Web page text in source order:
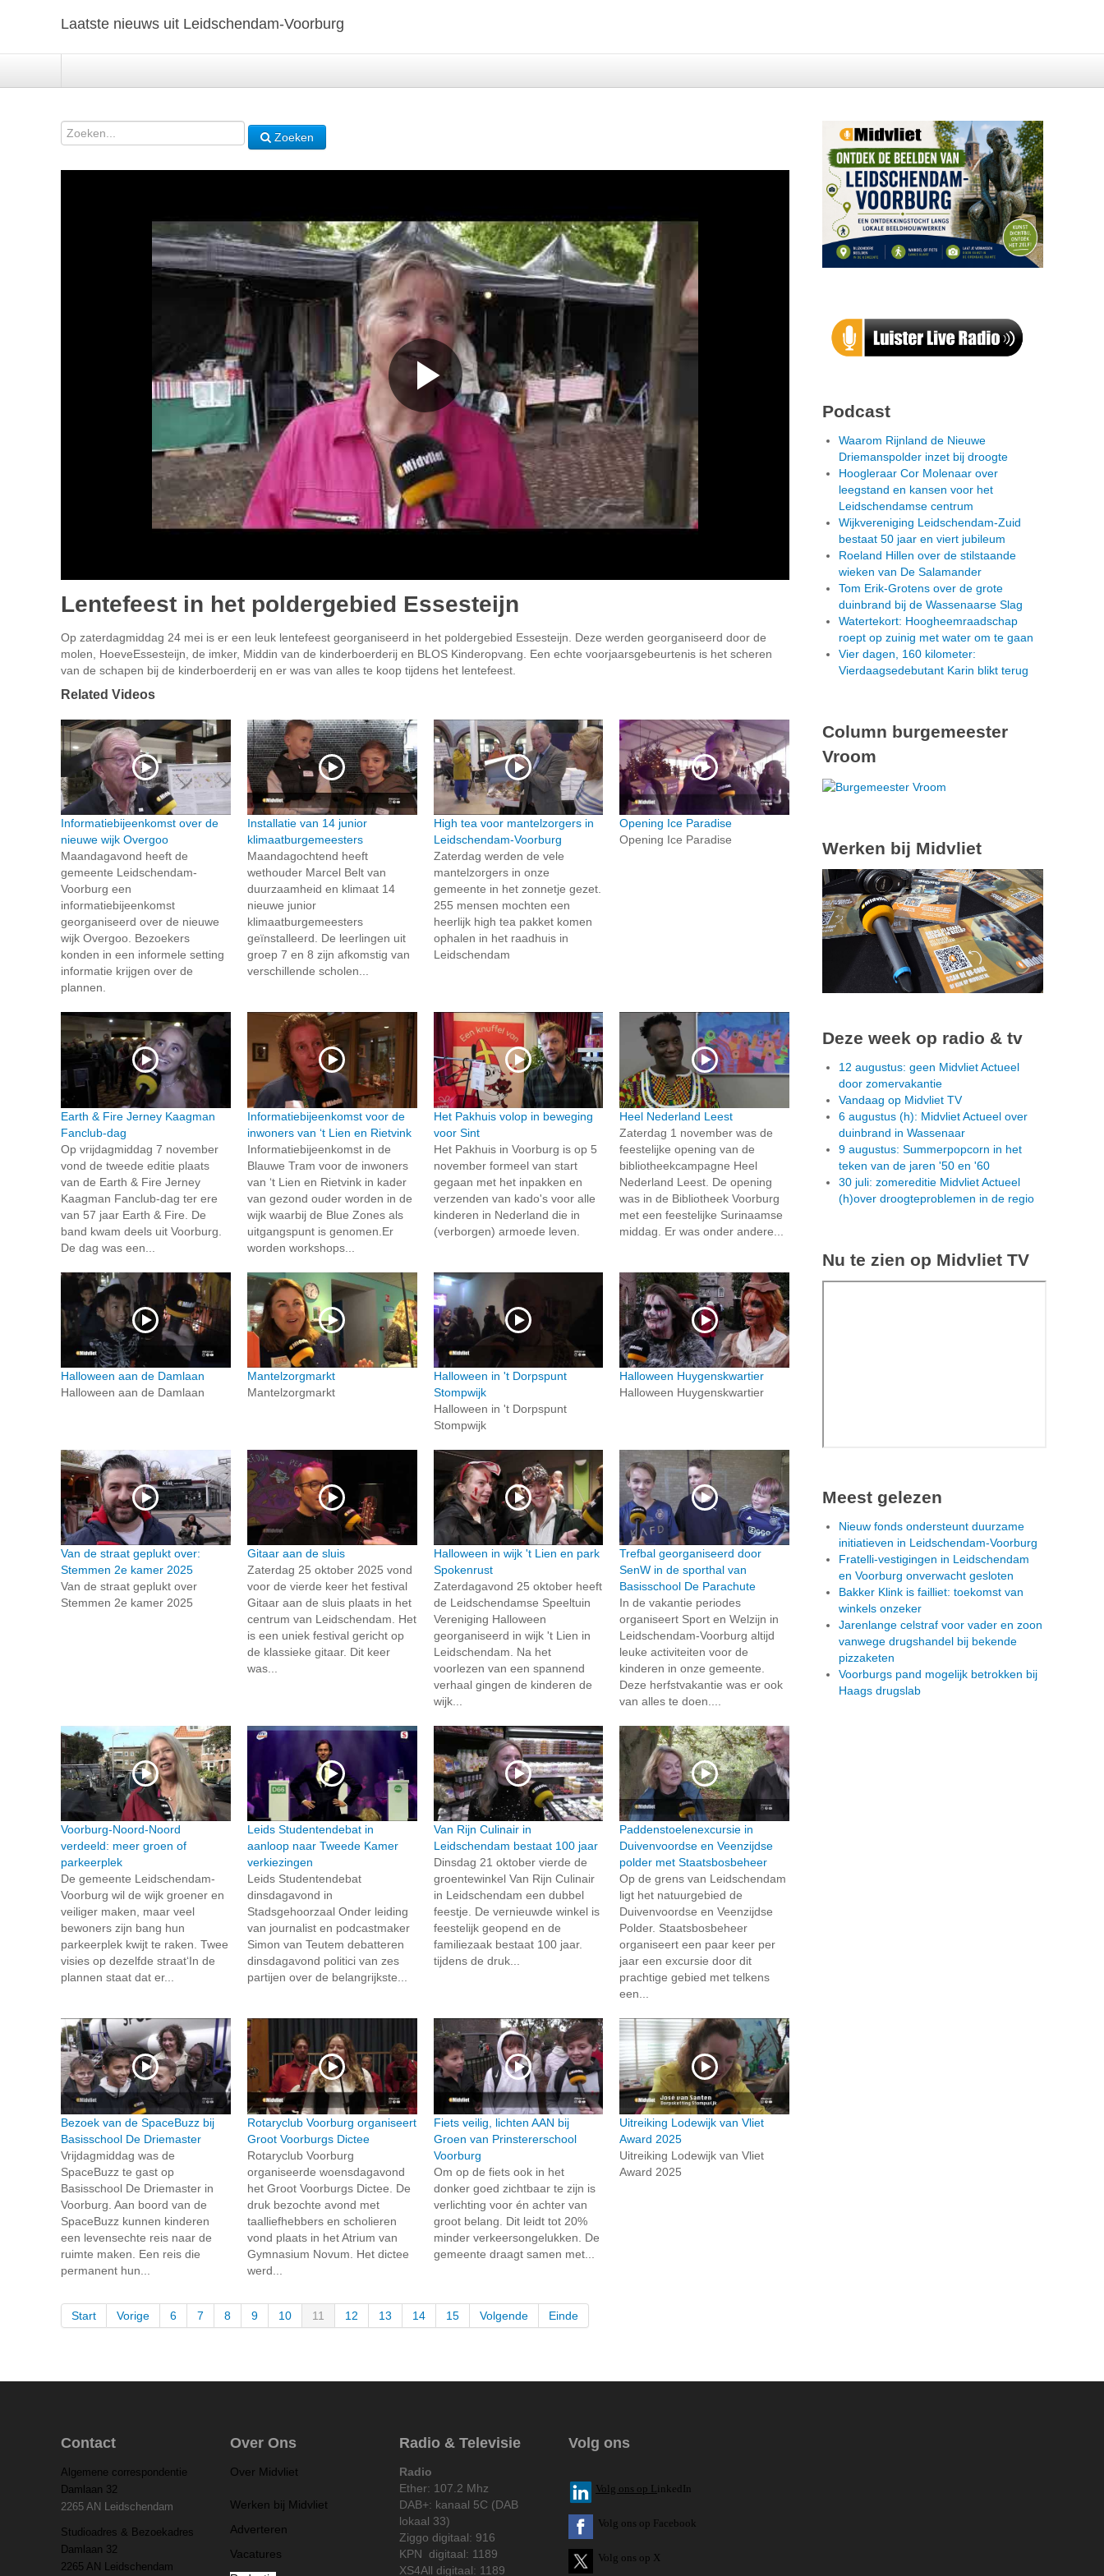
Laatste nieuws uit Leidschendam-Voorburg
Zoeken
Lentefeest in het poldergebied Essesteijn
Op zaterdagmiddag 24 mei is er een leuk lentefeest georganiseerd in het poldergebied Essesteijn. Deze werden georganiseerd door de
molen, HoeveEssesteijn, de imker, Middin van de kinderboerderij en BLOS Kinderopvang. Een echte voorjaarsgebeurtenis is het scheren
van de schapen bij de kinderboerderij en er was van alles te koop tijdens het lentefeest.
Related Videos
Informatiebijeenkomst over de
nieuwe wijk Overgoo
Maandagavond heeft de
gemeente Leidschendam-
Voorburg een
informatiebijeenkomst
georganiseerd over de nieuwe
wijk Overgoo. Bezoekers
konden in een informele setting
informatie krijgen over de
plannen.
Installatie van 14 junior
klimaatburgemeesters
Maandagochtend heeft
wethouder Marcel Belt van
duurzaamheid en klimaat 14
nieuwe junior
klimaatburgemeesters
geïnstalleerd. De leerlingen uit
groep 7 en 8 zijn afkomstig van
verschillende scholen...
High tea voor mantelzorgers in
Leidschendam-Voorburg
Zaterdag werden de vele
mantelzorgers in onze
gemeente in het zonnetje gezet.
255 mensen mochten een
heerlijk high tea pakket komen
ophalen in het raadhuis in
Leidschendam
Opening Ice Paradise
Opening Ice Paradise
Earth & Fire Jerney Kaagman
Fanclub-dag
Op vrijdagmiddag 7 november
vond de tweede editie plaats
van de Earth & Fire Jerney
Kaagman Fanclub-dag ter ere
van 57 jaar Earth & Fire. De
band kwam deels uit Voorburg.
De dag was een...
Informatiebijeenkomst voor de
inwoners van ‘t Lien en Rietvink
Informatiebijeenkomst in de
Blauwe Tram voor de inwoners
van ‘t Lien en Rietvink in kader
van gezond ouder worden in de
wijk waarbij de Blue Zones als
uitgangspunt is genomen.Er
worden workshops...
Het Pakhuis volop in beweging
voor Sint
Het Pakhuis in Voorburg is op 5
november formeel van start
gegaan met het inpakken en
verzenden van kado's voor alle
kinderen in Nederland die in
(verborgen) armoede leven.
Heel Nederland Leest
Zaterdag 1 november was de
feestelijke opening van de
bibliotheekcampagne Heel
Nederland Leest. De opening
was in de Bibliotheek Voorburg
met een feestelijke Surinaamse
middag. Er was onder andere...
Halloween aan de Damlaan
Halloween aan de Damlaan
Mantelzorgmarkt
Mantelzorgmarkt
Halloween in 't Dorpspunt
Stompwijk
Halloween in 't Dorpspunt
Stompwijk
Halloween Huygenskwartier
Halloween Huygenskwartier
Van de straat geplukt over:
Stemmen 2e kamer 2025
Van de straat geplukt over
Stemmen 2e kamer 2025
Gitaar aan de sluis
Zaterdag 25 oktober 2025 vond
voor de vierde keer het festival
Gitaar aan de sluis plaats in het
centrum van Leidschendam. Het
is een uniek festival gericht op
de klassieke gitaar. Dit keer
was...
Halloween in wijk 't Lien en park
Spokenrust
Zaterdagavond 25 oktober heeft
de Leidschendamse Speeltuin
Vereniging Halloween
georganiseerd in wijk 't Lien in
Leidschendam. Na het
voorlezen van een spannend
verhaal gingen de kinderen de
wijk...
Trefbal georganiseerd door
SenW in de sporthal van
Basisschool De Parachute
In de vakantie periodes
organiseert Sport en Welzijn in
Leidschendam-Voorburg altijd
leuke activiteiten voor de
kinderen in onze gemeente.
Deze herfstvakantie was er ook
van alles te doen....
Voorburg-Noord-Noord
verdeeld: meer groen of
parkeerplek
De gemeente Leidschendam-
Voorburg wil de wijk groener en
veiliger maken, maar veel
bewoners zijn bang hun
parkeerplek kwijt te raken. Twee
visies op dezelfde straat‘In de
plannen staat dat er...
Leids Studentendebat in
aanloop naar Tweede Kamer
verkiezingen
Leids Studentendebat
dinsdagavond in
Stadsgehoorzaal Onder leiding
van journalist en podcastmaker
Simon van Teutem debatteren
dinsdagavond politici van zes
partijen over de belangrijkste...
Van Rijn Culinair in
Leidschendam bestaat 100 jaar
Dinsdag 21 oktober vierde de
groentewinkel Van Rijn Culinair
in Leidschendam een dubbel
feestje. De vernieuwde winkel is
feestelijk geopend en de
familiezaak bestaat 100 jaar.
tijdens de druk...
Paddenstoelenexcursie in
Duivenvoordse en Veenzijdse
polder met Staatsbosbeheer
Op de grens van Leidschendam
ligt het natuurgebied de
Duivenvoordse en Veenzijdse
Polder. Staatsbosbeheer
organiseert een paar keer per
jaar een excursie door dit
prachtige gebied met telkens
een...
Bezoek van de SpaceBuzz bij
Basisschool De Driemaster
Vrijdagmiddag was de
SpaceBuzz te gast op
Basisschool De Driemaster in
Voorburg. Aan boord van de
SpaceBuzz kunnen kinderen
een levensechte reis naar de
ruimte maken. Een reis die
permanent hun...
Rotaryclub Voorburg organiseert
Groot Voorburgs Dictee
Rotaryclub Voorburg
organiseerde woensdagavond
het Groot Voorburgs Dictee. De
druk bezochte avond met
taalliefhebbers en scholieren
vond plaats in het Atrium van
Gymnasium Novum. Het dictee
werd...
Fiets veilig, lichten AAN bij
Groen van Prinstererschool
Voorburg
Om op de fiets ook in het
donker goed zichtbaar te zijn is
verlichting voor én achter van
groot belang. Dit leidt tot 20%
minder verkeersongelukken. De
gemeente draagt samen met...
Uitreiking Lodewijk van Vliet
Award 2025
Uitreiking Lodewijk van Vliet
Award 2025
Start Vorige 6 7 8 9 10 11 12 13 14 15 Volgende Einde
Podcast
Waarom Rijnland de Nieuwe
Driemanspolder inzet bij droogte
Hoogleraar Cor Molenaar over
leegstand en kansen voor het
Leidschendamse centrum
Wijkvereniging Leidschendam-Zuid
bestaat 50 jaar en viert jubileum
Roeland Hillen over de stilstaande
wieken van De Salamander
Tom Erik-Grotens over de grote
duinbrand bij de Wassenaarse Slag
Watertekort: Hoogheemraadschap
roept op zuinig met water om te gaan
Vier dagen, 160 kilometer:
Vierdaagsedebutant Karin blikt terug
Column burgemeester
Vroom
Werken bij Midvliet
Deze week op radio & tv
12 augustus: geen Midvliet Actueel
door zomervakantie
Vandaag op Midvliet TV
6 augustus (h): Midvliet Actueel over
duinbrand in Wassenaar
9 augustus: Summerpopcorn in het
teken van de jaren '50 en '60
30 juli: zomereditie Midvliet Actueel
(h)over droogteproblemen in de regio
Nu te zien op Midvliet TV
Meest gelezen
Nieuw fonds ondersteunt duurzame
initiatieven in Leidschendam-Voorburg
Fratelli-vestigingen in Leidschendam
en Voorburg onverwacht gesloten
Bakker Klink is failliet: toekomst van
winkels onzeker
Jarenlange celstraf voor vader en zoon
vanwege drugshandel bij bekende
pizzaketen
Voorburgs pand mogelijk betrokken bij
Haags drugslab
Contact
Algemene correspondentie
Damlaan 32
2265 AN Leidschendam
Studioadres & Bezoekadres
Damlaan 32
2265 AN Leidschendam
Over Ons
Over Midvliet
Werken bij Midvliet
Adverteren
Vacatures
Radio & Televisie
Radio
Ether: 107.2 Mhz
DAB+: kanaal 5C (DAB
lokaal 33)
Ziggo digitaal: 916
KPN digitaal: 1189
XS4All digitaal: 1189
Volg ons
Volg ons op L inkedIn
Volg ons op Facebook
Volg ons op X